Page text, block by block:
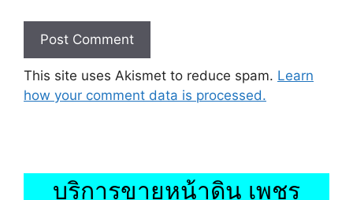
This site uses Akismet to reduce spam. Learn
how your comment data is processed.
บริการขายหน้าดิน เพชร